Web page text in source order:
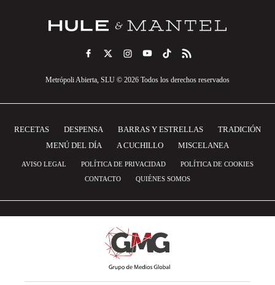
Metrópoli Abierta, SLU © 2026 Todos los derechos reservados
RECETAS DESPENSA BARRAS Y ESTRELLAS
TRADICIÓN
MENÚ DEL DÍA
A CUCHILLO MISCELANEA
AVISO LEGAL POLÍTICA DE PRIVACIDAD
POLÍTICA DE COOKIES
CONTACTO
QUIÉNES SOMOS